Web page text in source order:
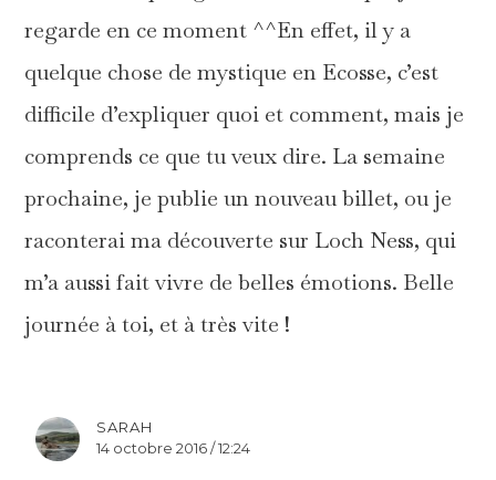
regarde en ce moment ^^En effet, il y a
quelque chose de mystique en Ecosse, c’est
difficile d’expliquer quoi et comment, mais je
comprends ce que tu veux dire. La semaine
prochaine, je publie un nouveau billet, ou je
raconterai ma découverte sur Loch Ness, qui
m’a aussi fait vivre de belles émotions. Belle
journée à toi, et à très vite !
SARAH
14 octobre 2016 / 12:24